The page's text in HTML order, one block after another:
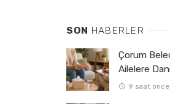
SON HABERLER
Çorum
Ailelere
9 saat önce